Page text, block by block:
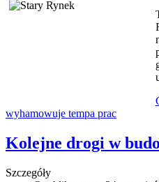
wyhamowuje tempa prac
Kolejne drogi w
Szczegóły